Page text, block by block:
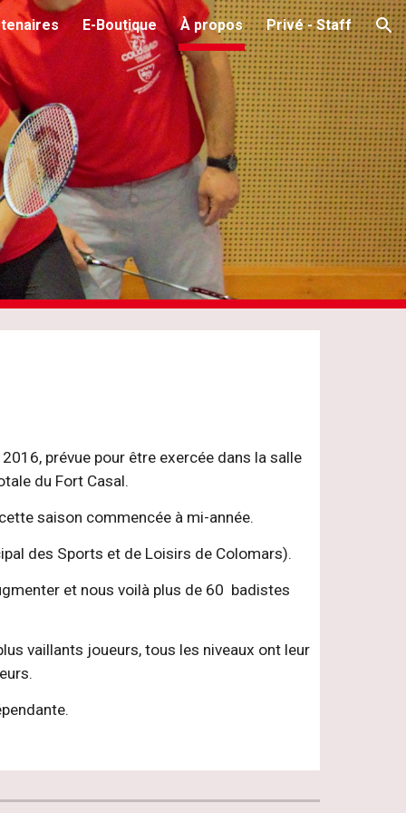
E-Boutique À propos Privé - Staff
prévue pour être exercée dans la salle
du Fort Casal.
saison commencée à mi-année.
des Sports et de Loisirs de Colomars).
et nous voilà plus de 60 badistes
vaillants joueurs, tous les niveaux ont leur